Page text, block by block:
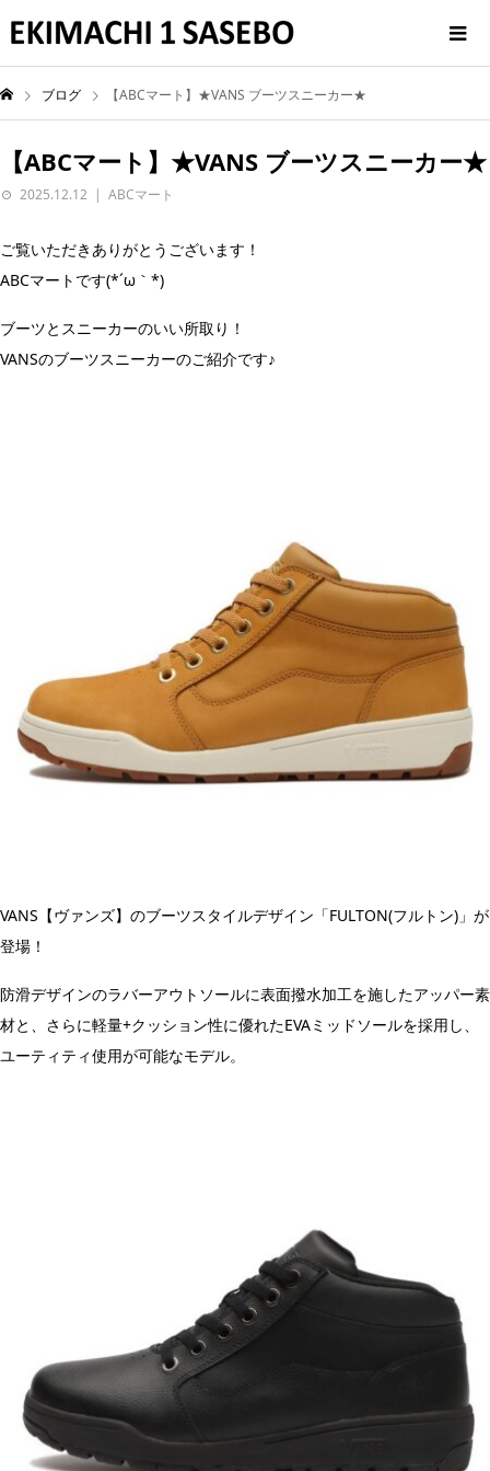
ブログ 【ABCマート】★VANS ブーツスニーカー★
【ABCマート】★VANS ブーツスニーカー★
2025.12.12 ABCマート
ご覧いただきありがとうございます！
ABCマートです(*´ω｀*)
ブーツとスニーカーのいい所取り！
VANSのブーツスニーカーのご紹介です♪
VANS【ヴァンズ】のブーツスタイルデザイン「FULTON(フルトン)」が
登場！
防滑デザインのラバーアウトソールに表面撥水加工を施したアッパー素
材と、さらに軽量+クッション性に優れたEVAミッドソールを採用し、
ユーティティ使用が可能なモデル。